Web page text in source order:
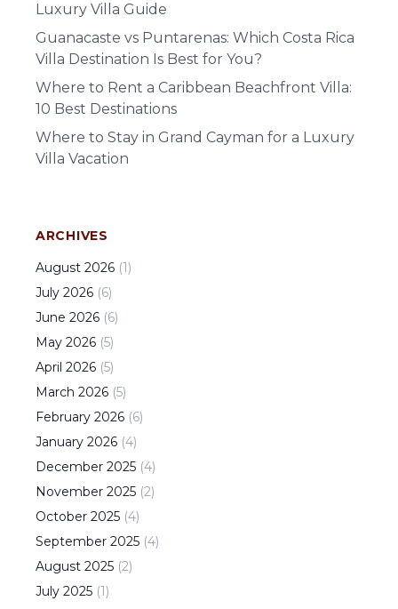
Luxury Villa Guide
Guanacaste vs Puntarenas: Which Costa Rica
Villa Destination Is Best for You?
Where to Rent a Caribbean Beachfront Villa:
10 Best Destinations
Where to Stay in Grand Cayman for a Luxury
Villa Vacation
ARCHIVES
August 2026 (1)
July 2026 (6)
June 2026 (6)
May 2026 (5)
April 2026 (5)
March 2026 (5)
February 2026 (6)
January 2026 (4)
December 2025 (4)
November 2025 (2)
October 2025 (4)
September 2025 (4)
August 2025 (2)
July 2025 (1)